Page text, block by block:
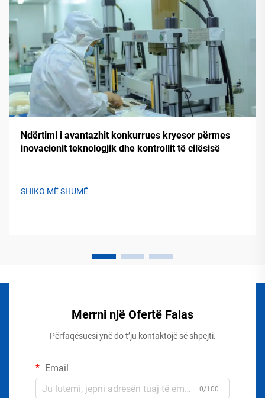
Ndërtimi i avantazhit konkurrues kryesor përmes
inovacionit teknologjik dhe kontrollit të cilësisë
SHIKO MË SHUMË
Merrni një Ofertë Falas
Përfaqësuesi ynë do t’ju kontaktojë së shpejti.
Email
0/100